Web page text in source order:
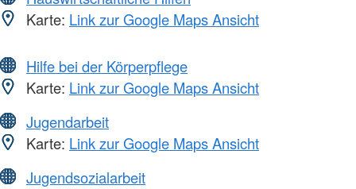
Karte: Link zur Google Maps Ansicht
Hilfe bei der Körperpflege
Karte: Link zur Google Maps Ansicht
Jugendarbeit
Karte: Link zur Google Maps Ansicht
Jugendsozialarbeit